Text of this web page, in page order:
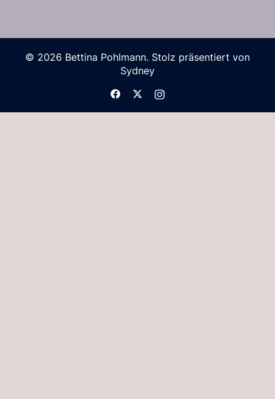
© 2026 Bettina Pohlmann. Stolz präsentiert von
Sydney